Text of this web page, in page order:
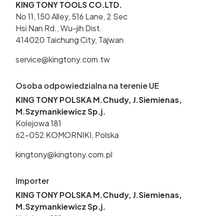
KING TONY TOOLS CO.LTD.
No 11, 150 Alley, 516 Lane, 2 Sec
Hsi Nan Rd., Wu-jih Dist.
414020 Taichung City, Tajwan
service@kingtony.com.tw
Osoba odpowiedzialna na terenie UE
KING TONY POLSKA M.Chudy, J.Siemienas,
M.Szymankiewicz Sp.j.
Kolejowa 181
62-052 KOMORNIKI, Polska
kingtony@kingtony.com.pl
Importer
KING TONY POLSKA M.Chudy, J.Siemienas,
M.Szymankiewicz Sp.j.